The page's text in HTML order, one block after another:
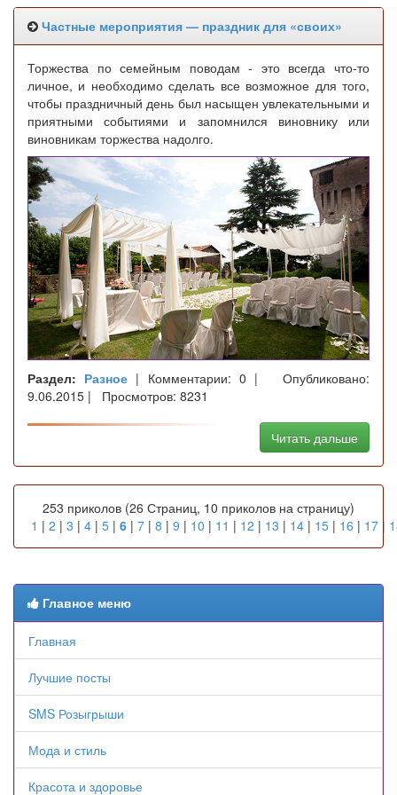
Частные мероприятия — праздник для «своих»
Торжества по семейным поводам - это всегда что-то
личное, и необходимо сделать все возможное для того,
чтобы праздничный день был насыщен увлекательными и
приятными событиями и запомнился виновнику или
виновникам торжества надолго.
Раздел: Разное | Комментарии: 0 | Опубликовано:
9.06.2015 | Просмотров: 8231
Читать дальше
253 приколов (26 Страниц, 10 приколов на страницу)
1 | 2 | 3 | 4 | 5 | 6 | 7 | 8 | 9 | 10 | 11 | 12 | 13 | 14 | 15 | 16 | 17 |
Главное меню
Главная
Лучшие посты
SMS Розыгрыши
Мода и стиль
Красота и здоровье